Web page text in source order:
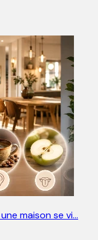
maison se vi…